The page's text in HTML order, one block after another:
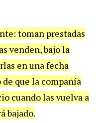
toman prestadas
venden, bajo la
en una fecha
que la compañía
cuando las vuelva a
bajado.